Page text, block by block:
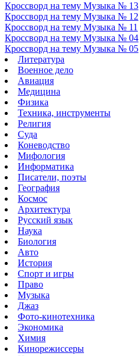
Кроссворд на тему Музыка № 13
Кроссворд на тему Музыка № 12
Кроссворд на тему Музыка № 11
Кроссворд на тему Музыка № 04
Кроссворд на тему Музыка № 05
Литература
Военное дело
Авиация
Медицина
Физика
Техника, инструменты
Религия
Суда
Коневодство
Мифология
Информатика
Писатели, поэты
География
Космос
Архитектура
Русский язык
Наука
Биология
Авто
История
Спорт и игры
Право
Музыка
Джаз
Фото-кинотехника
Экономика
Химия
Кинорежиссеры